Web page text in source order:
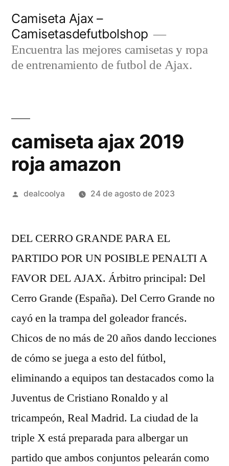
contenido
Camiseta Ajax –
Camisetasdefutbolshop
Encuentra las mejores camisetas y ropa
de entrenamiento de futbol de Ajax.
camiseta ajax 2019
roja amazon
Publicado
dealcoolya 24 de agosto de 2023
DEL CERRO GRANDE PARA EL
PARTIDO POR UN POSIBLE PENALTI A
FAVOR DEL AJAX. Árbitro principal: Del
Cerro Grande (España). Del Cerro Grande no
cayó en la trampa del goleador francés.
Chicos de no más de 20 años dando lecciones
de cómo se juega a esto del fútbol,
eliminando a equipos tan destacados como la
Juventus de Cristiano Ronaldo y al
tricampeón, Real Madrid. La ciudad de la
triple X está preparada para albergar un
partido que ambos conjuntos pelearán como